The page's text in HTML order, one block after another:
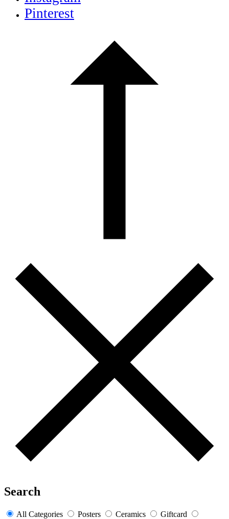
Pinterest
Search
All Categories Posters Ceramics
Giftcard